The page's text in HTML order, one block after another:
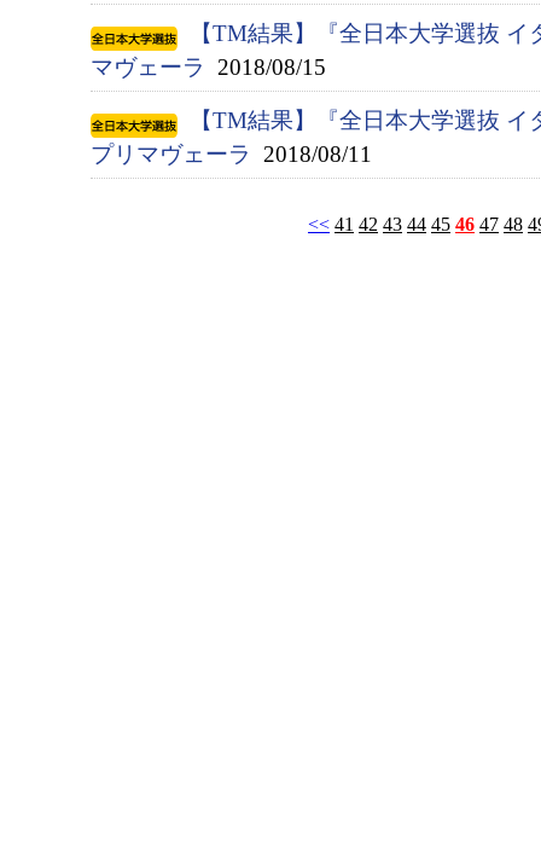
【TM結果】『全日本大学選抜
マヴェーラ
2018/08/15
【TM結果】『全日本大学選抜
プリマヴェーラ
2018/08/11
<< 41 42 43 44 45 46 47 48